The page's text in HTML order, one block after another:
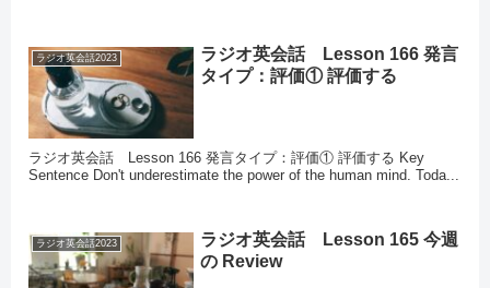
ラジオ英会話2023
ラジオ英会話 Lesson 166 発言
タイプ：評価① 評価する
ラジオ英会話 Lesson 166 発言タイプ：評価① 評価する Key
Sentence Don't underestimate the power of the human mind. Toda...
ラジオ英会話2023
ラジオ英会話 Lesson 165 今週
の Review